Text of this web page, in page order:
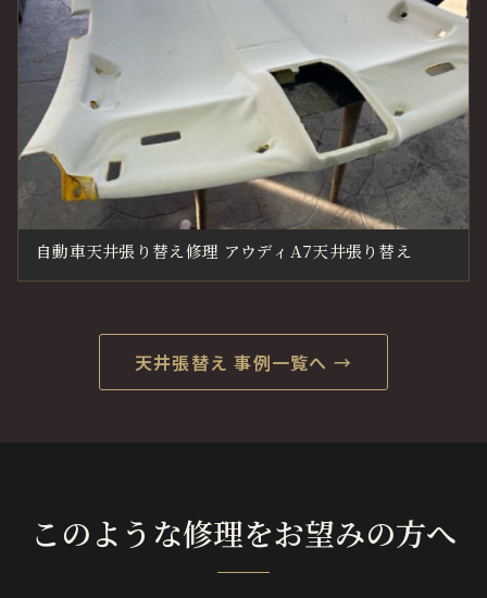
自動車天井張り替え修理 アウディA7天井張り替え
天井張替え 事例一覧へ →
このような修理をお望みの方へ